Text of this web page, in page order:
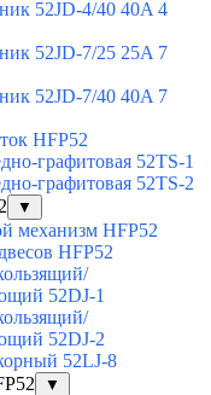
52JD-4/40 40A 4
52JD-7/25 25A 7
52JD-7/40 40A 7
HFP52
графитовая 52TS-1
графитовая 52TS-2
▼
механизм HFP52
HFP52
52DJ-1
52DJ-2
52LJ-8
▼